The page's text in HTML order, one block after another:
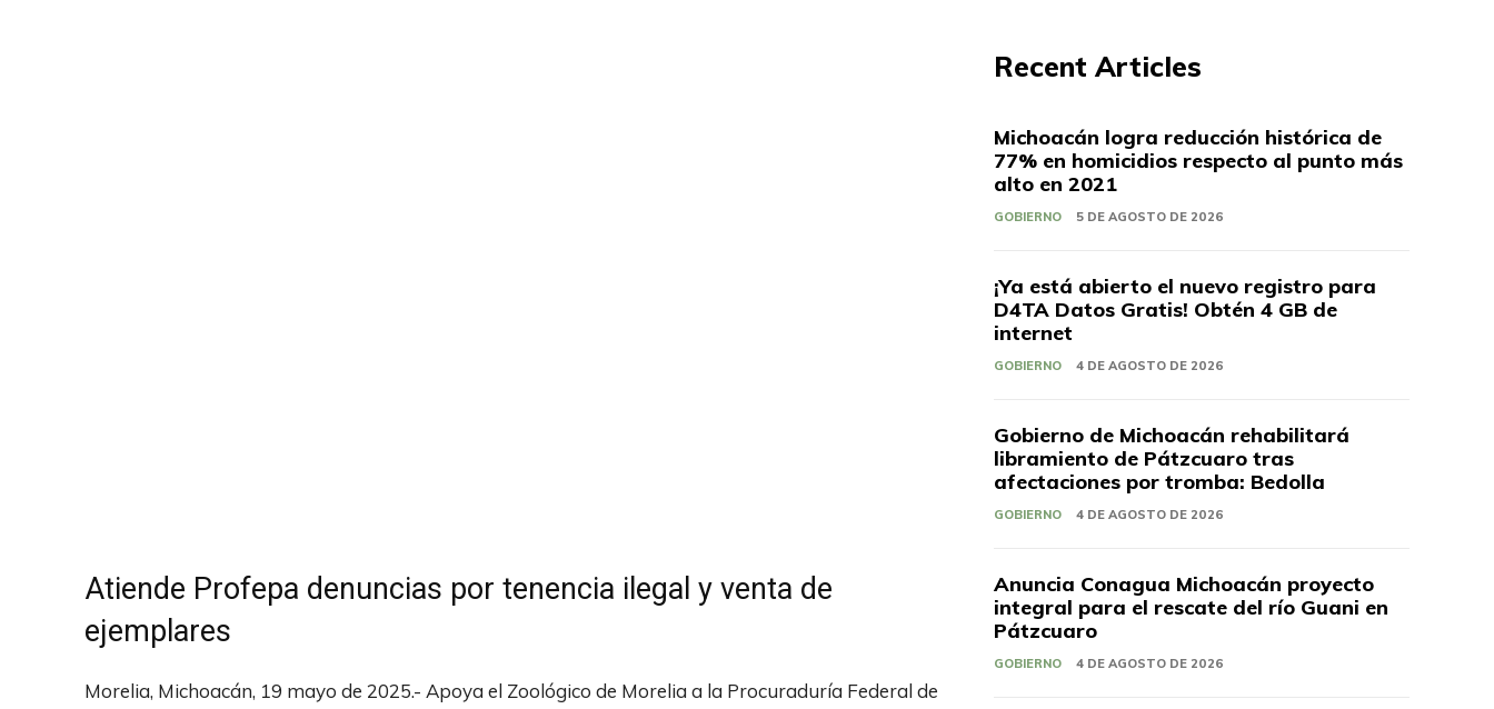
Atiende Profepa denuncias por tenencia ilegal y venta de
ejemplares
Morelia, Michoacán, 19 mayo de 2025.- Apoya el Zoológico de Morelia a la Procuraduría Federal de
Recent Articles
Michoacán logra reducción histórica de
77% en homicidios respecto al punto más
alto en 2021
GOBIERNO 5 DE AGOSTO DE 2026
¡Ya está abierto el nuevo registro para
D4TA Datos Gratis! Obtén 4 GB de
internet
GOBIERNO 4 DE AGOSTO DE 2026
Gobierno de Michoacán rehabilitará
libramiento de Pátzcuaro tras
afectaciones por tromba: Bedolla
GOBIERNO 4 DE AGOSTO DE 2026
Anuncia Conagua Michoacán proyecto
integral para el rescate del río Guani en
Pátzcuaro
GOBIERNO 4 DE AGOSTO DE 2026